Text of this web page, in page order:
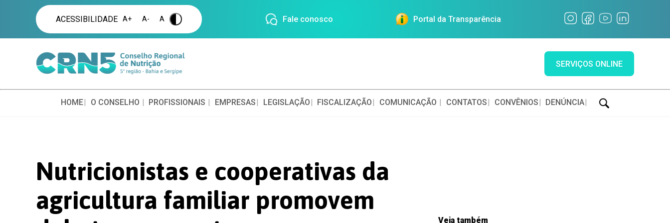
ACESSIBILIDADE A+ A- A . Fale conosco Portal da Transparência
SERVIÇOS ONLINE
HOME O CONSELHO PROFISSIONAIS EMPRESAS LEGISLAÇÃO FISCALIZAÇÃO COMUNICAÇÃO CONTATOS CONVÊNIOS DENÚNCIA
Nutricionistas e cooperativas da
agricultura familiar promovem
Veja também